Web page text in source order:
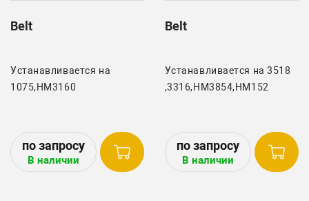
Belt
Устанавливается на
1075,HM3160
В наличии
Belt
Устанавливается на 3518
,3316,HM3854,HM152
В наличии